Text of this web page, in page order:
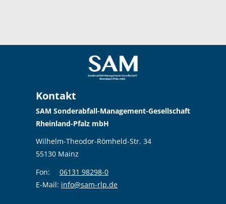
Kontakt
SAM Sonderabfall-Management-Gesellschaft
Rheinland-Pfalz mbH
Wilhelm-Theodor-Römheld-Str. 34
55130 Mainz
Fon:
06131 98298-0
E-Mail: info@sam-rlp.de